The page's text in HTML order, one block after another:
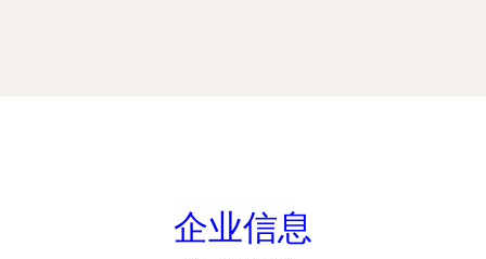
企业信息